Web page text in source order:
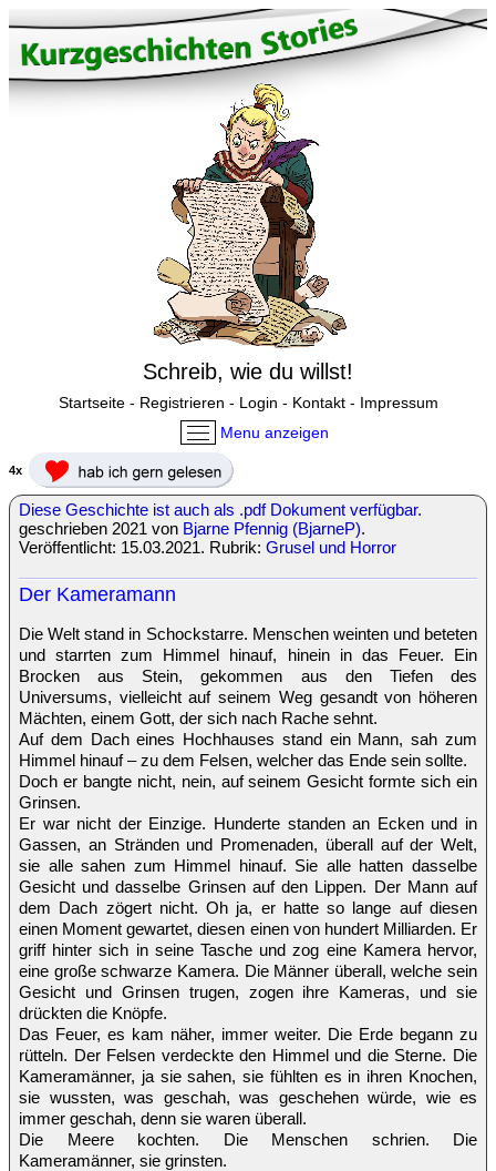
Schreib, wie du willst!
Startseite- Registrieren - Login - Kontakt- Impressum
Menu anzeigen
4x
Diese Geschichte ist auch als .pdf Dokument verfügbar.
geschrieben 2021 von Bjarne Pfennig (BjarneP).
Veröffentlicht: 15.03.2021. Rubrik: Grusel und Horror
Der Kameramann
Die Welt stand in Schockstarre. Menschen weinten und beteten
und starrten zum Himmel hinauf, hinein in das Feuer. Ein
Brocken aus Stein, gekommen aus den Tiefen des
Universums, vielleicht auf seinem Weg gesandt von höheren
Mächten, einem Gott, der sich nach Rache sehnt.
Auf dem Dach eines Hochhauses stand ein Mann, sah zum
Himmel hinauf – zu dem Felsen, welcher das Ende sein sollte.
Doch er bangte nicht, nein, auf seinem Gesicht formte sich ein
Grinsen.
Er war nicht der Einzige. Hunderte standen an Ecken und in
Gassen, an Stränden und Promenaden, überall auf der Welt,
sie alle sahen zum Himmel hinauf. Sie alle hatten dasselbe
Gesicht und dasselbe Grinsen auf den Lippen. Der Mann auf
dem Dach zögert nicht. Oh ja, er hatte so lange auf diesen
einen Moment gewartet, diesen einen von hundert Milliarden. Er
griff hinter sich in seine Tasche und zog eine Kamera hervor,
eine große schwarze Kamera. Die Männer überall, welche sein
Gesicht und Grinsen trugen, zogen ihre Kameras, und sie
drückten die Knöpfe.
Das Feuer, es kam näher, immer weiter. Die Erde begann zu
rütteln. Der Felsen verdeckte den Himmel und die Sterne. Die
Kameramänner, ja sie sahen, sie fühlten es in ihren Knochen,
sie wussten, was geschah, was geschehen würde, wie es
immer geschah, denn sie waren überall.
Die Meere kochten. Die Menschen schrien. Die
Kameramänner, sie grinsten.